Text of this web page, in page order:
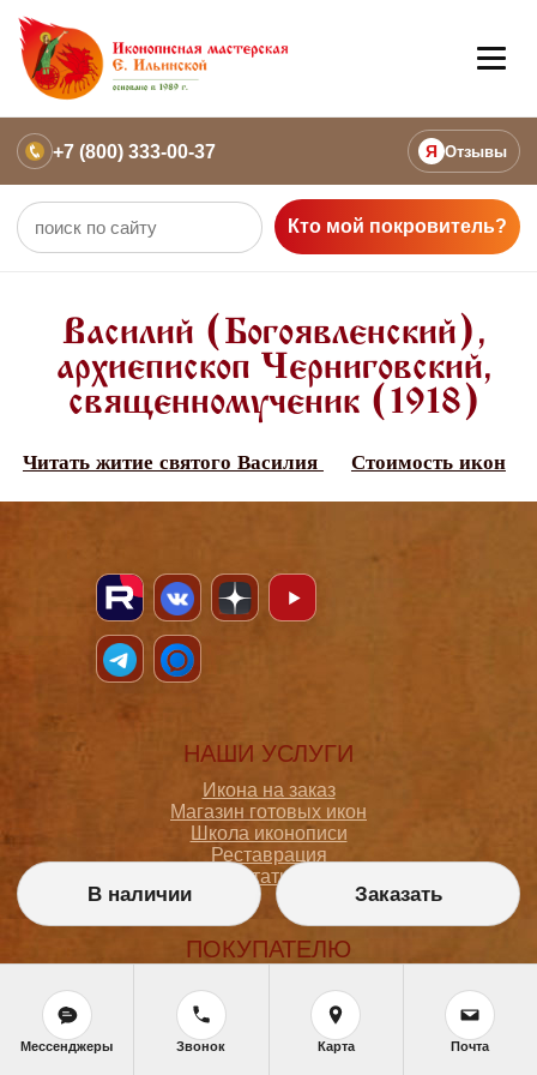
+7 (800) 333-00-37 Я Отзывы
Кто мой покровитель?
Василий (Богоявленский),
архиепископ Черниговский,
священномученик (1918)
Читать житие святого Василия Стоимость икон
НАШИ УСЛУГИ
Икона на заказ
Магазин готовых икон
Школа иконописи
Реставрация
Статьи
ПОКУПАТЕЛЮ
Как сделать заказ
Доставка и оплата
Политика конфиденциальности
В наличии Заказать
Мессенджеры Звонок Карта Почта